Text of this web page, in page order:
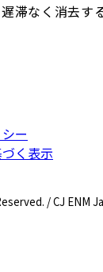
滞なく消去す
ー
く表示
/ CJ ENM